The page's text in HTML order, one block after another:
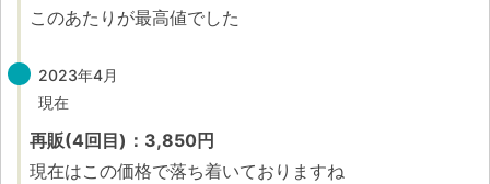
このあたりが最高値でした
2023年4月
現在
再販(4回目)：3,850円
現在はこの価格で落ち着いておりますね